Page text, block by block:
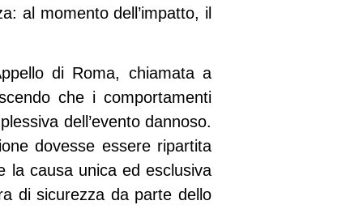
al momento dell’impatto, il
di Roma, chiamata a
che i comportamenti
dell’evento dannoso.
dovesse essere ripartita
la causa unica ed esclusiva
di sicurezza da parte dello